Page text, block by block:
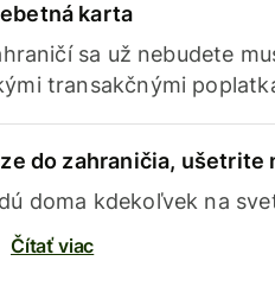
karta
sa už nebudete
transakčnými
do zahraničia, ušetrite
doma kdekoľvek na
Čítať viac